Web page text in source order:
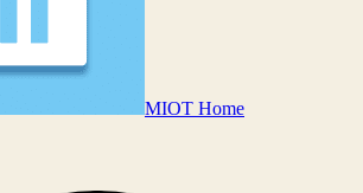
MIOT Home